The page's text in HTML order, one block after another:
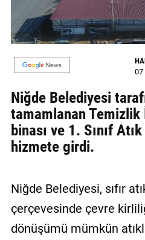
VİDEO
YAZARLAR
BİZE
Künye
İletişim
Gizlilik
Kullanıcı
Sözleşmesi
07
Niğde Belediyesi
tamamlanan
binası ve 1. Sınıf
hizmete girdi.
Niğde Belediyesi, sıfır
çerçevesinde çevre
dönüşümü mümkün